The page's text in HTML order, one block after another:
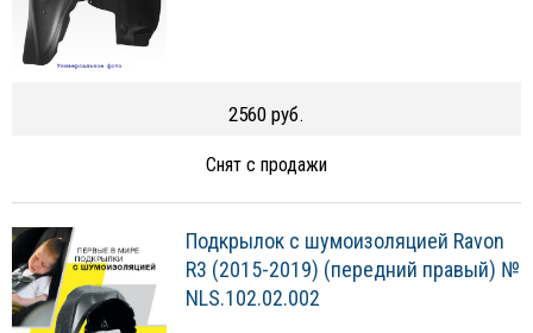
2560 руб.
Снят с продажи
Подкрылок с шумоизоляцией Ravon
R3 (2015-2019) (передний правый) №
NLS.102.02.002